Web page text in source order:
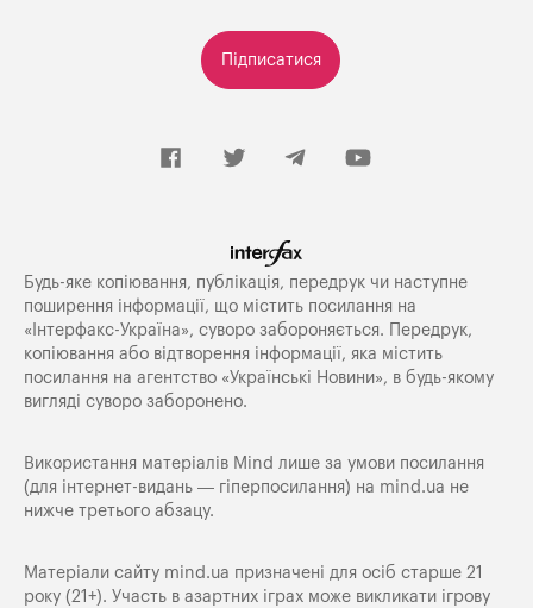
Підписатися
Будь-яке копiювання, публiкацiя, передрук чи наступне
поширення iнформацiї, що мiстить посилання на
«Iнтерфакс-Україна», суворо забороняється. Передрук,
копіювання або відтворення інформації, яка містить
посилання на агентство «Українські Новини», в будь-якому
вигляді суворо заборонено.
Використання матеріалів Mind лише за умови посилання
(для інтернет-видань — гіперпосилання) на mind.ua не
нижче третього абзацу.
Матеріали сайту mind.ua призначені для осіб старше 21
року (21+). Участь в азартних іграх може викликати ігрову